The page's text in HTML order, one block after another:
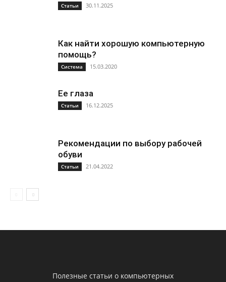
Статьи 30.11.2025
Как найти хорошую компьютерную
помощь?
Система 15.03.2020
Ее глаза
Статьи 16.12.2025
Рекомендации по выбору рабочей
обуви
Статьи 21.04.2022
Полезные статьи о компьютерных